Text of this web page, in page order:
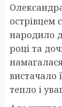
острівцем
народило
році та
вистачало
тепло і